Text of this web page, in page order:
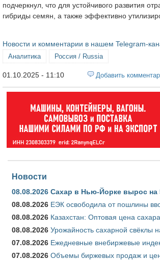
подчеркнул, что для устойчивого развития
гибриды семян, а также эффективно
Новости и комментарии в нашем Telegram-
Аналитика Россия / Russia
01.10.2025 - 11:10 Добавить
Новости
08.08.2026 Сахар в Нью-Йорке вырос на
08.08.2026 ЕЭК освободила от пошлины
08.08.2026 Казахстан: Оптовая цена
08.08.2026 Урожайность сахарной свёклы
07.08.2026 Ежедневные внебиржевые
07.08.2026 Объемы биржевых продаж и